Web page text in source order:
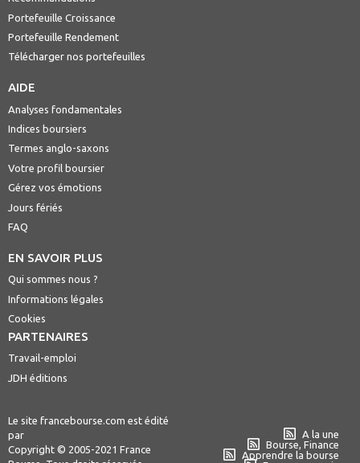
Portefeuille Croissance
Portefeuille Rendement
Télécharger nos portefeuilles
AIDE
Analyses fondamentales
Indices boursiers
Termes anglo-saxons
Votre profil boursier
Gérez vos émotions
Jours fériés
FAQ
EN SAVOIR PLUS
Qui sommes nous ?
Informations légales
Cookies
PARTENAIRES
Travail-emploi
JDH éditions
Le site francebourse.com est édité
par
Copyright © 2005-2021 France
A la une
Bourse, Finance
Apprendre la bourse